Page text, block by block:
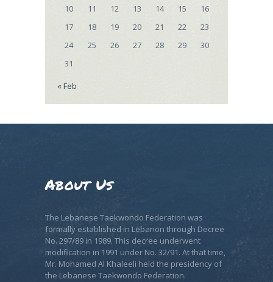
10
11 12 13 14 15
16
17
18 19 20 21 22
23
24
25 26 27 28 29
30
31
« Feb
About Us
The Lebanese Taekwondo Federation was
formally established in Lebanon through Decree
No. 297/89 in 1989. This decree underwent
modification in 1991 under No. 32/91. At that time,
Mr. Mohamed Al Khaleeli held the presidency of
the Lebanese Taekwondo Federation.